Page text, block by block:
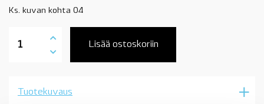
Ks. kuvan kohta 04
jarrupalojen
kulumisenilmaisin
E90,
Lisää ostoskoriin
Tuotekuvaus